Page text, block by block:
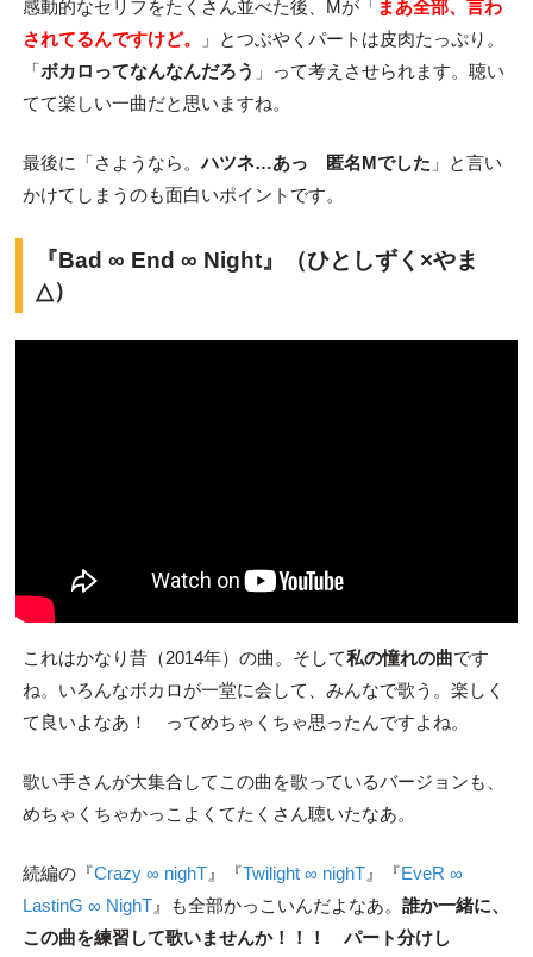
感動的なセリフをたくさん並べた後、Mが「 まあ全部、言わ
されてるんですけど。
」とつぶやくパートは皮肉たっぷり。
「ボカロってなんなんだろう 」って考えさせられます。聴い
てて楽しい一曲だと思いますね。
最後に「さようなら。ハツネ…あっ 匿名Mでした 」と言い
かけてしまうのも面白いポイントです。
『Bad ∞ End ∞ Night』（ひとしずく×やま
△）
これはかなり昔（2014年）の曲。そして私の憧れの曲です
ね。いろんなボカロが一堂に会して、みんなで歌う。楽しく
て良いよなあ！ ってめちゃくちゃ思ったんですよね。
歌い手さんが大集合してこの曲を歌っているバージョンも、
めちゃくちゃかっこよくてたくさん聴いたなあ。
続編の『Crazy ∞ nighT』『Twilight ∞ nighT』『EveR ∞
LastinG ∞ NighT』も全部かっこいんだよなあ。 誰か一緒に、
この曲を練習して歌いませんか！！！ パート分けし